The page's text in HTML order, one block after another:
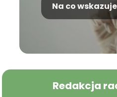
Na co
Redakcja